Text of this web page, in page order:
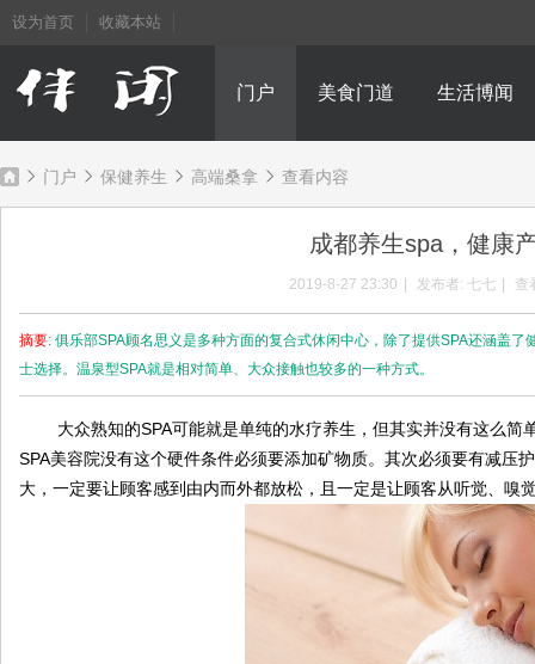
设为首页 收藏本站
门户 美食门道 生活博闻
门户 保健养生 高端桑拿 查看内容
成都养生spa，健康
2019-8-27 23:30 发布者: 七七 查
摘要: 俱乐部SPA顾名思义是多种方面的复合式休闲中心，除了提供SPA还涵盖
士选择。温泉型SPA就是相对简单、大众接触也较多的一种方式。
大众熟知的SPA可能就是单纯的水疗养生，但其实并没有这么简
SPA美容院没有这个硬件条件必须要添加矿物质。其次必须要有减压
大，一定要让顾客感到由内而外都放松，且一定是让顾客从听觉、嗅